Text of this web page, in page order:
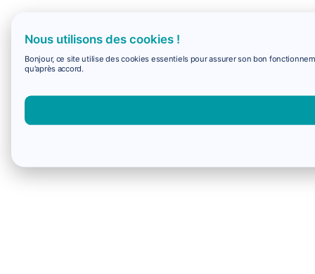
Nous utilisons des cookies !
Bonjour, ce site utilise des cookies essentiels pour assurer son bon
qu'après accord.